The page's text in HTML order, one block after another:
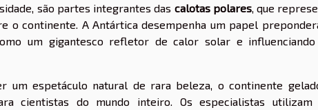
são partes integrantes das calotas polares, que
o continente. A Antártica desempenha um papel
um gigantesco refletor de calor solar e
um espetáculo natural de rara beleza, o continente
cientistas do mundo inteiro. Os especialistas